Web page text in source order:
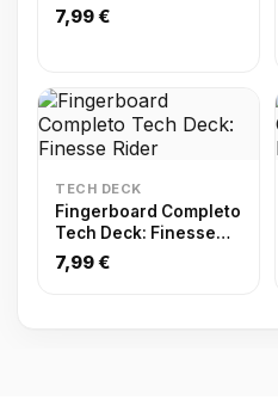
7,99 €
TECH DECK
Fingerboard Completo
Tech Deck: Finesse
Rider
7,99 €